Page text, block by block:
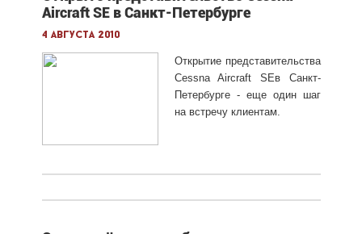
Aircraft SE в Санкт-Петербурге
4 августа 2010
Открытие представительства
Cessna Aircraft SEв Санкт-
Петербурге - еще один шаг
на встречу клиентам.